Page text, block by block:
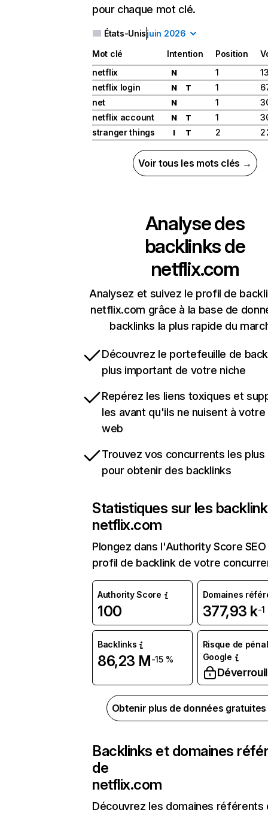
pour chaque mot clé.
États-Unisjuin 2026
Mot clé Intention Position
netflix
N 1
netflix login
N T 1
net
N 1
netflix account
N T 1
stranger things
I T 2 2
Voir tous les mots clés →
Analyse des
backlinks de
netflix.com
Analysez et suivez le profil de
netflix.com grâce à la base de
backlinks la plus rapide du
Découvrez le portefeuille de
plus important de votre niche
Repérez les liens toxiques et
les avant qu'ils ne nuisent à
web
Trouvez vos concurrents les
pour obtenir des backlinks
Statistiques sur les
netflix.com
Plongez dans l'Authority Score
profil de backlink de votre
Authority Score
100
Domaines
377,93 k-1
Backlinks
86,23 M-15 %
Risque de
Google
Obtenir plus de données
Backlinks et domaines
de
netflix.com
Découvrez les domaines référents